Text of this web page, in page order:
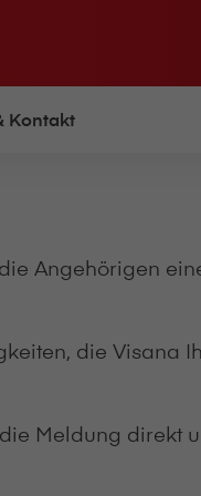
Kontakt
Angehörigen
die V⁠i⁠s⁠a⁠n⁠a
Meldung direkt